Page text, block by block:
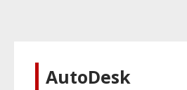
AutoDesk